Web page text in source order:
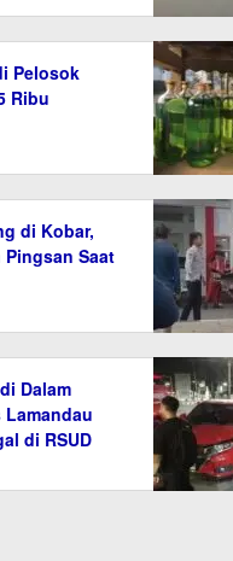
Pelosok
Ribu
di Kobar,
Pingsan Saat
Dalam
di RSUD